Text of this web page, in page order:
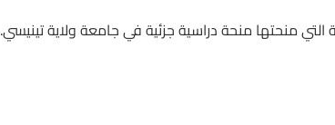
منحتها منحة دراسية جزئية في جامعة ولاية تينيسي.